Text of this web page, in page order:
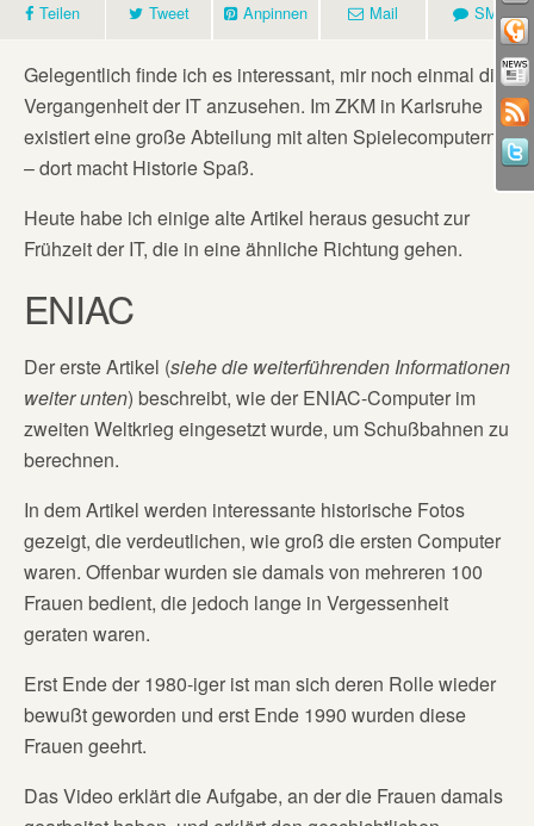
Teilen Tweet Anpinnen Mail SMS
Gelegentlich finde ich es interessant, mir noch einmal die
Vergangenheit der IT anzusehen. Im ZKM in Karlsruhe
existiert eine große Abteilung mit alten Spielecomputern
– dort macht Historie Spaß.
Heute habe ich einige alte Artikel heraus gesucht zur
Frühzeit der IT, die in eine ähnliche Richtung gehen.
ENIAC
Der erste Artikel (siehe die weiterführenden Informationen
weiter unten) beschreibt, wie der ENIAC-Computer im
zweiten Weltkrieg eingesetzt wurde, um Schußbahnen zu
berechnen.
In dem Artikel werden interessante historische Fotos
gezeigt, die verdeutlichen, wie groß die ersten Computer
waren. Offenbar wurden sie damals von mehreren 100
Frauen bedient, die jedoch lange in Vergessenheit
geraten waren.
Erst Ende der 1980-iger ist man sich deren Rolle wieder
bewußt geworden und erst Ende 1990 wurden diese
Frauen geehrt.
Das Video erklärt die Aufgabe, an der die Frauen damals